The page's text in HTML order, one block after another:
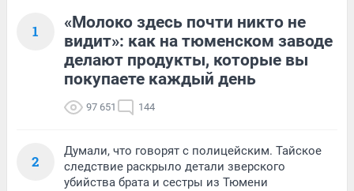
1
«Молоко здесь почти никто не
видит»: как на тюменском заводе
делают продукты, которые вы
покупаете каждый день
97 651 144
2
Думали, что говорят с полицейским. Тайское
следствие раскрыло детали зверского
убийства брата и сестры из Тюмени